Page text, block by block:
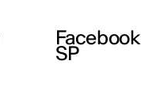
Facebook
SP